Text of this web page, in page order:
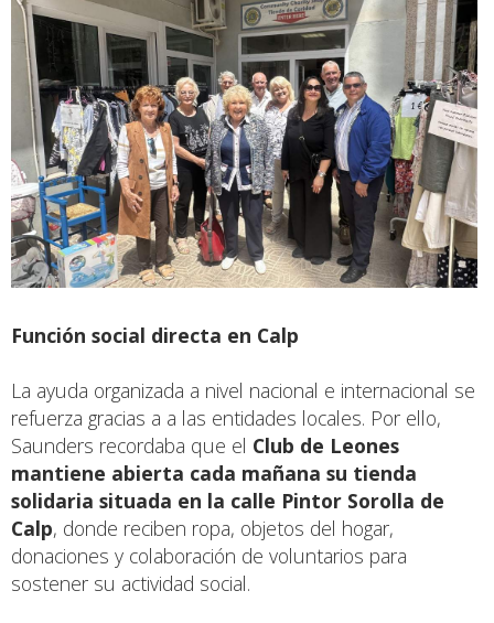
Función social directa en Calp
La ayuda organizada a nivel nacional e internacional se
refuerza gracias a a las entidades locales. Por ello,
Saunders recordaba que el Club de Leones
mantiene abierta cada mañana su tienda
solidaria situada en la calle Pintor Sorolla de
Calp, donde reciben ropa, objetos del hogar,
donaciones y colaboración de voluntarios para
sostener su actividad social.